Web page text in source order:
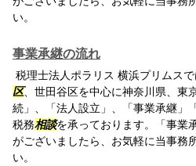
い。
事業承継の流れ
税理士法人ポラリス 横浜プリムスで
区、世田谷区を中心に神奈川県、東
続」、「法人設立」、「事業承継」
税務相談を承っております。「事業
がございましたら、お気軽に当事務
い。